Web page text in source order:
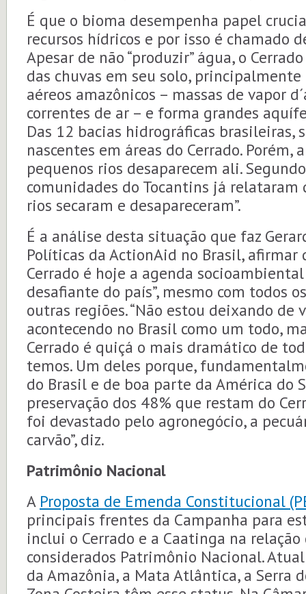
É que o bioma desempenha papel
recursos hídricos e por isso é chamado de
Apesar de não “produzir” água, o
das chuvas em seu solo,
aéreos amazônicos – massas de vapor
correntes de ar – e forma grandes
Das 12 bacias hidrográficas brasileiras,
nascentes em áreas do Cerrado. Porém,
pequenos rios desaparecem ali. Segundo
comunidades do Tocantins já relataram
rios secaram e desapareceram”.
É a análise desta situação que faz
Políticas da ActionAid no Brasil, afirmar
Cerrado é hoje a agenda
desafiante do país”, mesmo com todos
outras regiões. “Não estou deixando de
acontecendo no Brasil como um todo,
Cerrado é quiçá o mais dramático de
temos. Um deles porque,
do Brasil e de boa parte da América do
preservação dos 48% que restam do
foi devastado pelo agronegócio, a
carvão”, diz.
Patrimônio Nacional
A Proposta de Emenda Constitucional
principais frentes da Campanha para
inclui o Cerrado e a Caatinga na
considerados Patrimônio Nacional.
da Amazônia, a Mata Atlântica, a Serra